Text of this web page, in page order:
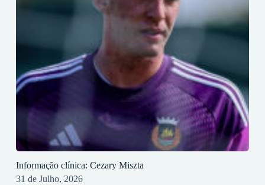
Informação clínica: Cezary Miszta
31 de Julho, 2026